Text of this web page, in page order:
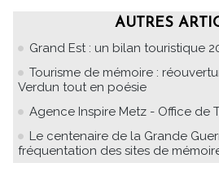
AUTRES
Grand Est : un bilan touristique
Tourisme de mémoire :
Verdun tout en poésie
Agence Inspire Metz - Office de
Le centenaire de la Grande
fréquentation des sites de